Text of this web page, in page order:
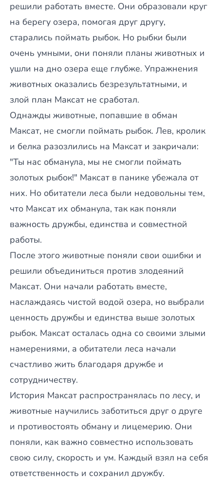
решили работать вместе. Они образовали круг
на берегу озера, помогая друг другу,
старались поймать рыбок. Но рыбки были
очень умными, они поняли планы животных и
ушли на дно озера еще глубже. Упражнения
животных оказались безрезультатными, и
злой план Максат не сработал.
Однажды животные, попавшие в обман
Максат, не смогли поймать рыбок. Лев, кролик
и белка разозлились на Максат и закричали:
"Ты нас обманула, мы не смогли поймать
золотых рыбок!" Максат в панике убежала от
них. Но обитатели леса были недовольны тем,
что Максат их обманула, так как поняли
важность дружбы, единства и совместной
работы.
После этого животные поняли свои ошибки и
решили объединиться против злодеяний
Максат. Они начали работать вместе,
наслаждаясь чистой водой озера, но выбрали
ценность дружбы и единства выше золотых
рыбок. Максат осталась одна со своими злыми
намерениями, а обитатели леса начали
счастливо жить благодаря дружбе и
сотрудничеству.
История Максат распространялась по лесу, и
животные научились заботиться друг о друге
и противостоять обману и лицемерию. Они
поняли, как важно совместно использовать
свою силу, скорость и ум. Каждый взял на себя
ответственность и сохранил дружбу.